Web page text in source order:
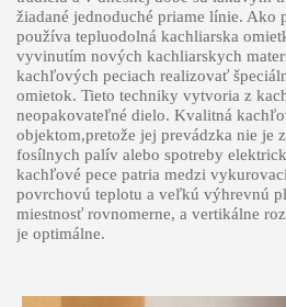
žiadané jednoduché priame línie. Ako
používa tepluodolná kachliarska
vyvinutím nových kachliarskych
kachľových peciach realizovať
omietok. Tieto techniky vytvoria z
neopakovateľné dielo. Kvalitná
objektom,pretože jej prevádzka nie je
fosílnych palív alebo spotreby
kachľové pece patria medzi
povrchovú teplotu a veľkú výhrevnú
miestnosť rovnomerne, a vertikálne
je optimálne.